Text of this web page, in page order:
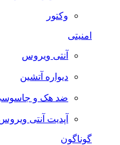
وکتور
امنیتی
آنتی ویروس
دیواره آتشین
ضد هک و جاسوسی
آپدیت آنتی ویروس
گوناگون